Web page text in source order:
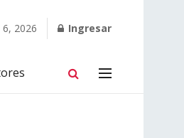
2026 Ingresar